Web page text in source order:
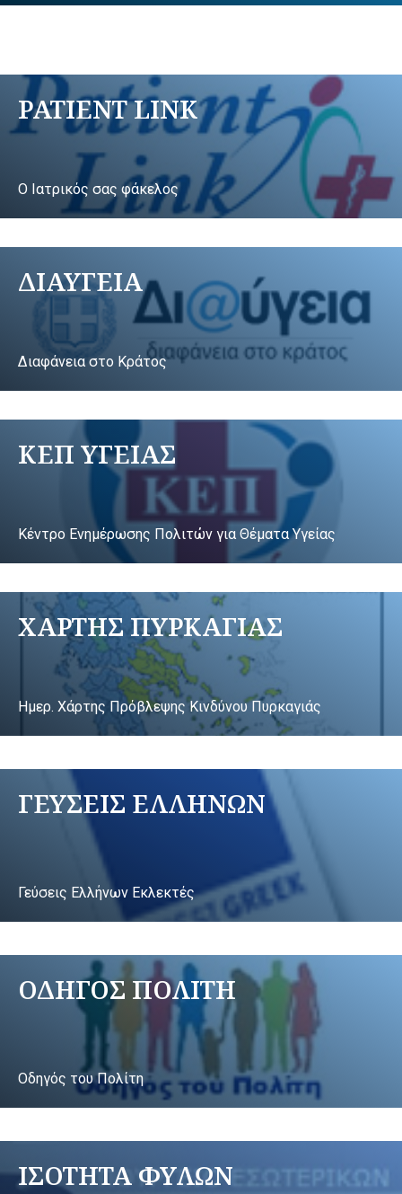
PATIENT LINK
Ο Ιατρικός σας φάκελος
ΔΙΑΥΓΕΙΑ
Διαφάνεια στο Κράτος
ΚΕΠ ΥΓΕΙΑΣ
Κέντρο Ενημέρωσης Πολιτών για Θέματα Υγείας
ΧΑΡΤΗΣ ΠΥΡΚΑΓΙΑΣ
Ημερ. Χάρτης Πρόβλεψης Κινδύνου Πυρκαγιάς
ΓΕΥΣΕΙΣ ΕΛΛΗΝΩΝ
Γεύσεις Ελλήνων Εκλεκτές
ΟΔΗΓΟΣ ΠΟΛΙΤΗ
Οδηγός του Πολίτη
ΙΣΟΤΗΤΑ ΦΥΛΩΝ